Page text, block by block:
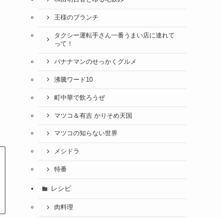
王様のブランチ
タクシー運転手さん一番うまい店に連れて
って！
バナナマンのせっかくグルメ
沸騰ワード10
町中華で飲ろうぜ
マツコ＆有吉 かりそめ天国
マツコの知らない世界
メシドラ
特番
レシピ
肉料理